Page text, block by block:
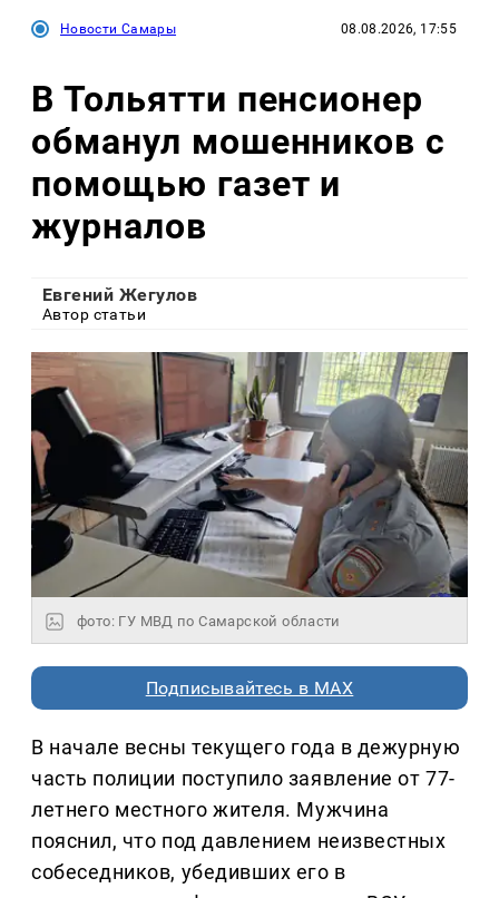
Новости Самары 08.08.2026, 17:55
В Тольятти пенсионер
обманул мошенников с
помощью газет и
журналов
Евгений Жегулов
Автор статьи
фото: ГУ МВД по Самарской области
Подписывайтесь в MAX
В начале весны текущего года в дежурную
часть полиции поступило заявление от 77-
летнего местного жителя. Мужчина
пояснил, что под давлением неизвестных
собеседников, убедивших его в